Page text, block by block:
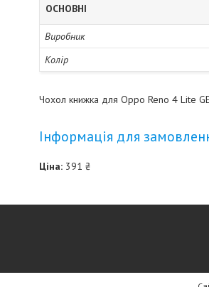
ОСНОВНІ
Виробник
Колір
Чохол книжка для Oppo Reno 4 Lite
Інформація для
Ціна: 391 ₴